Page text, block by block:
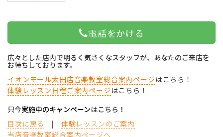
電話をかける
広々とした店内で明るく気さくなスタッフが、あなたのご来店を
お待ちしております。
イオンモール太田店音楽教室総合案内ページ はこちら！
体験レッスン日程ご案内ページ はこちら！
只今実施中のキャンペーンはこちら！
目次に戻る
| 体験レッスンのご案内
当店音楽教室総合案内ページへ